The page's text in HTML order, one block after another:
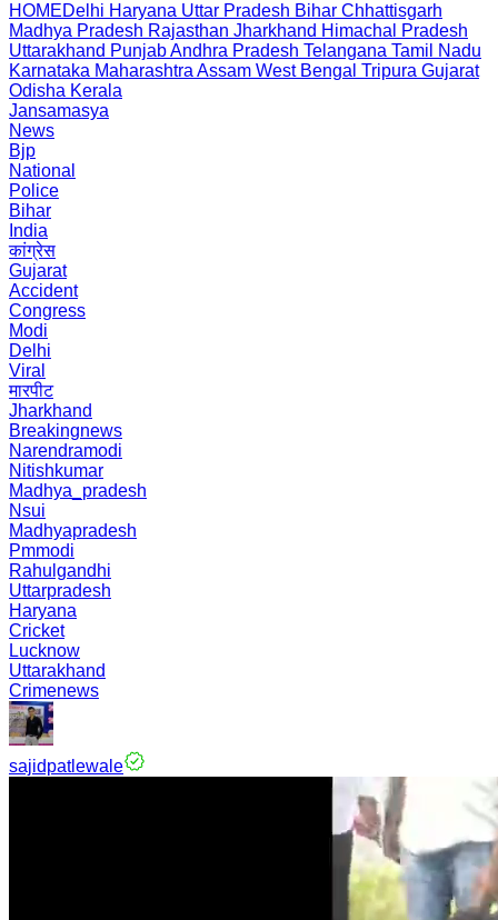
HOMEDelhi Haryana Uttar Pradesh Bihar Chhattisgarh
Madhya Pradesh Rajasthan Jharkhand Himachal Pradesh
Uttarakhand PunjabAndhra Pradesh Telangana Tamil Nadu
Karnataka Maharashtra Assam West Bengal Tripura Gujarat
Odisha Kerala
Jansamasya
News
Bjp
National
Police
Bihar
India
कांग्रेस
Gujarat
Accident
Congress
Modi
Delhi
Viral
मारपीट
Jharkhand
Breakingnews
Narendramodi
Nitishkumar
Madhya_pradesh
Nsui
Madhyapradesh
Pmmodi
Rahulgandhi
Uttarpradesh
Haryana
Cricket
Lucknow
Uttarakhand
Crimenews
sajidpatlewale